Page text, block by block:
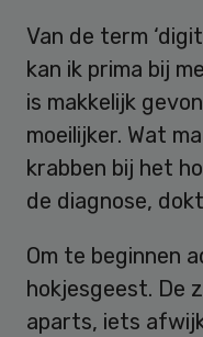
Van de term
kan ik prima bij
is makkelijk
moeilijker. Wat
krabben bij het
de diagnose,
Om te beginnen
hokjesgeest. De
aparts, iets